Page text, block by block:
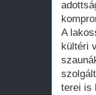
A
kültéri
terei is